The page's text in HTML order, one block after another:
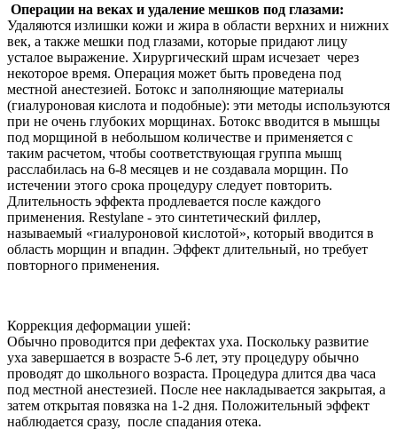
Операции на веках и удаление мешков под глазами:
Удаляются излишки кожи и жира в области верхних и нижних
век, а также мешки под глазами, которые придают лицу
усталое выражение. Хирургический шрам исчезает через
некоторое время. Операция может быть проведена под
местной анестезией. Ботокс и заполняющие материалы
(гиалуроновая кислота и подобные): эти методы используются
при не очень глубоких морщинах. Ботокс вводится в мышцы
под морщиной в небольшом количестве и применяется с
таким расчетом, чтобы соответствующая группа мышц
расслабилась на 6-8 месяцев и не создавала морщин. По
истечении этого срока процедуру следует повторить.
Длительность эффекта продлевается после каждого
применения. Restylane - это синтетический филлер,
называемый «гиалуроновой кислотой», который вводится в
область морщин и впадин. Эффект длительный, но требует
повторного применения.
Коррекция деформации ушей:
Обычно проводится при дефектах уха. Поскольку развитие
уха завершается в возрасте 5-6 лет, эту процедуру обычно
проводят до школьного возраста. Процедура длится два часа
под местной анестезией. После нее накладывается закрытая, а
затем открытая повязка на 1-2 дня. Положительный эффект
наблюдается сразу, после спадания отека.